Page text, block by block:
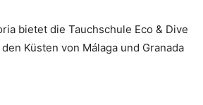
bietet die Tauchschule Eco & Dive
Küsten von Málaga und Granada